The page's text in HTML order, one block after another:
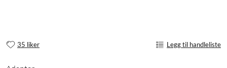
35 liker Legg til handleliste